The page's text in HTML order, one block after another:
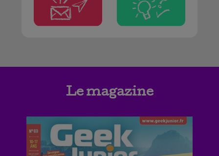
Le magazine